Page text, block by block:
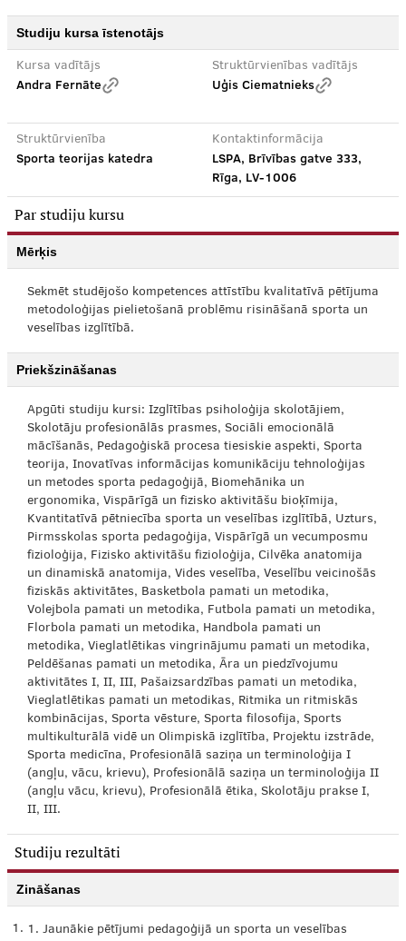
Studiju kursa īstenotājs
Kursa vadītājs
Andra Fernāte
Struktūrvienības vadītājs
Uģis Ciematnieks
Struktūrvienība
Sporta teorijas katedra
Kontaktinformācija
LSPA, Brīvības gatve 333,
Rīga, LV-1006
Par studiju kursu
Mērķis
Sekmēt studējošo kompetences attīstību kvalitatīvā pētījuma
metodoloģijas pielietošanā problēmu risināšanā sporta un
veselības izglītībā.
Priekšzināšanas
Apgūti studiju kursi: Izglītības psiholoģija skolotājiem,
Skolotāju profesionālās prasmes, Sociāli emocionālā
mācīšanās, Pedagoģiskā procesa tiesiskie aspekti, Sporta
teorija, Inovatīvas informācijas komunikāciju tehnoloģijas
un metodes sporta pedagoģijā, Biomehānika un
ergonomika, Vispārīgā un fizisko aktivitāšu bioķīmija,
Kvantitatīvā pētniecība sporta un veselības izglītībā, Uzturs,
Pirmsskolas sporta pedagoģija, Vispārīgā un vecumposmu
fizioloģija, Fizisko aktivitāšu fizioloģija, Cilvēka anatomija
un dinamiskā anatomija, Vides veselība, Veselību veicinošās
fiziskās aktivitātes, Basketbola pamati un metodika,
Volejbola pamati un metodika, Futbola pamati un metodika,
Florbola pamati un metodika, Handbola pamati un
metodika, Vieglatlētikas vingrinājumu pamati un metodika,
Peldēšanas pamati un metodika, Āra un piedzīvojumu
aktivitātes I, II, III, Pašaizsardzības pamati un metodika,
Vieglatlētikas pamati un metodikas, Ritmika un ritmiskās
kombinācijas, Sporta vēsture, Sporta filosofija, Sports
multikulturālā vidē un Olimpiskā izglītība, Projektu izstrāde,
Sporta medicīna, Profesionālā saziņa un terminoloģija I
(angļu, vācu, krievu), Profesionālā saziņa un terminoloģija II
(angļu vācu, krievu), Profesionālā ētika, Skolotāju prakse I,
II, III.
Studiju rezultāti
Zināšanas
1. 1. Jaunākie pētījumi pedagoģijā un sporta un veselības